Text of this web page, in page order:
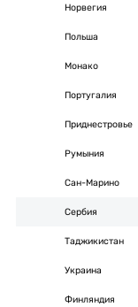
Норвегия
Польша
Монако
Португалия
Приднестровье
Румыния
Сан-Марино
Сербия
Таджикистан
Украина
Финляндия